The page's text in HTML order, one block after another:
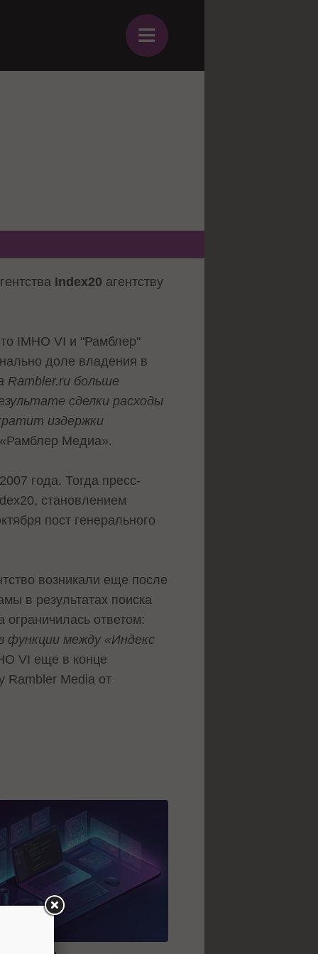
≡
Index20 агентству
IMHO VI и "Рамблер"
доле владения в
Rambler.ru больше
сделки расходы
издержки
Медиа».
года. Тогда пресс-
становлением
пост генерального
возникали еще после
в результатах поиска
ограничилась ответом:
функции между «Индекс
VI еще в конце
Rambler Media от